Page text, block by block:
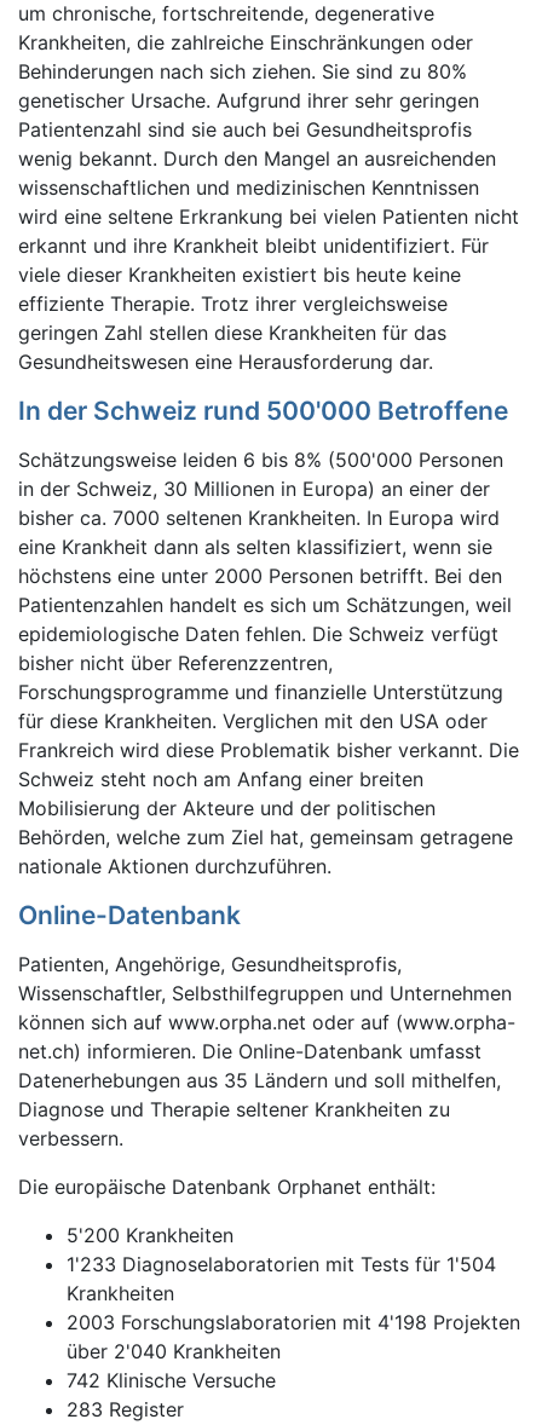
um chronische, fortschreitende, degenerative
Krankheiten, die zahlreiche Einschränkungen oder
Behinderungen nach sich ziehen. Sie sind zu 80%
genetischer Ursache. Aufgrund ihrer sehr geringen
Patientenzahl sind sie auch bei Gesundheitsprofis
wenig bekannt. Durch den Mangel an ausreichenden
wissenschaftlichen und medizinischen Kenntnissen
wird eine seltene Erkrankung bei vielen Patienten nicht
erkannt und ihre Krankheit bleibt unidentifiziert. Für
viele dieser Krankheiten existiert bis heute keine
effiziente Therapie. Trotz ihrer vergleichsweise
geringen Zahl stellen diese Krankheiten für das
Gesundheitswesen eine Herausforderung dar.
In der Schweiz rund 500'000 Betroffene
Schätzungsweise leiden 6 bis 8% (500'000 Personen
in der Schweiz, 30 Millionen in Europa) an einer der
bisher ca. 7000 seltenen Krankheiten. In Europa wird
eine Krankheit dann als selten klassifiziert, wenn sie
höchstens eine unter 2000 Personen betrifft. Bei den
Patientenzahlen handelt es sich um Schätzungen, weil
epidemiologische Daten fehlen. Die Schweiz verfügt
bisher nicht über Referenzzentren,
Forschungsprogramme und finanzielle Unterstützung
für diese Krankheiten. Verglichen mit den USA oder
Frankreich wird diese Problematik bisher verkannt. Die
Schweiz steht noch am Anfang einer breiten
Mobilisierung der Akteure und der politischen
Behörden, welche zum Ziel hat, gemeinsam getragene
nationale Aktionen durchzuführen.
Online-Datenbank
Patienten, Angehörige, Gesundheitsprofis,
Wissenschaftler, Selbsthilfegruppen und Unternehmen
können sich auf www.orpha.net oder auf (www.orpha-
net.ch) informieren. Die Online-Datenbank umfasst
Datenerhebungen aus 35 Ländern und soll mithelfen,
Diagnose und Therapie seltener Krankheiten zu
verbessern.
Die europäische Datenbank Orphanet enthält:
5'200 Krankheiten
1'233 Diagnoselaboratorien mit Tests für 1'504
Krankheiten
2003 Forschungslaboratorien mit 4'198 Projekten
über 2'040 Krankheiten
742 Klinische Versuche
283 Register